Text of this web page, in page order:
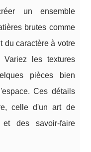
un ensemble
brutes comme
du caractère à votre
Variez les textures
pièces bien
Ces détails
celle d'un art de
des savoir-faire